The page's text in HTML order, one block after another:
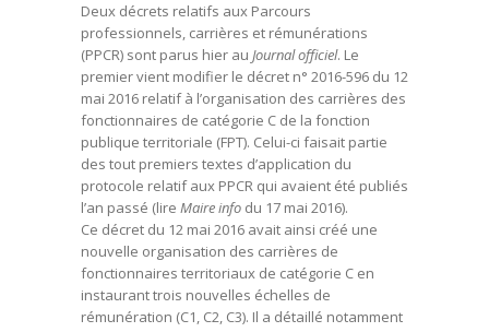
Deux décrets relatifs aux Parcours
professionnels, carrières et rémunérations
(PPCR) sont parus hier au Journal officiel. Le
premier vient modifier le décret n° 2016-596 du 12
mai 2016 relatif à l’organisation des carrières des
fonctionnaires de catégorie C de la fonction
publique territoriale (FPT). Celui-ci faisait partie
des tout premiers textes d’application du
protocole relatif aux PPCR qui avaient été publiés
l’an passé (lire Maire info du 17 mai 2016).
Ce décret du 12 mai 2016 avait ainsi créé une
nouvelle organisation des carrières de
fonctionnaires territoriaux de catégorie C en
instaurant trois nouvelles échelles de
rémunération (C1, C2, C3). Il a détaillé notamment